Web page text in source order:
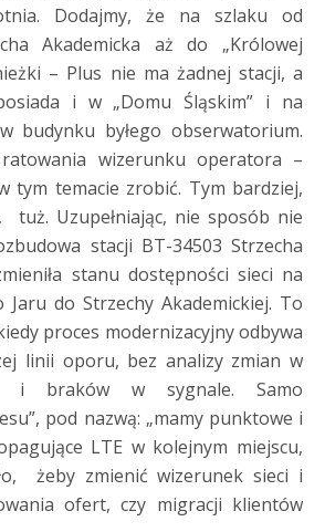
Dodajmy, że na szlaku od
Akademicka aż do „Królowej
– Plus nie ma żadnej stacji, a
i w „Domu Śląskim” i na
budynku byłego obserwatorium.
ratowania wizerunku operatora –
tym temacie zrobić. Tym bardziej,
tuż. Uzupełniając, nie sposób nie
stacji BT-34503 Strzecha
stanu dostępności sieci na
Jaru do Strzechy Akademickiej. To
proces modernizacyjny odbywa
linii oporu, bez analizy zmian w
i braków w sygnale. Samo
pod nazwą: „mamy punktowe i
LTE w kolejnym miejscu,
żeby zmienić wizerunek sieci i
ofert, czy migracji klientów